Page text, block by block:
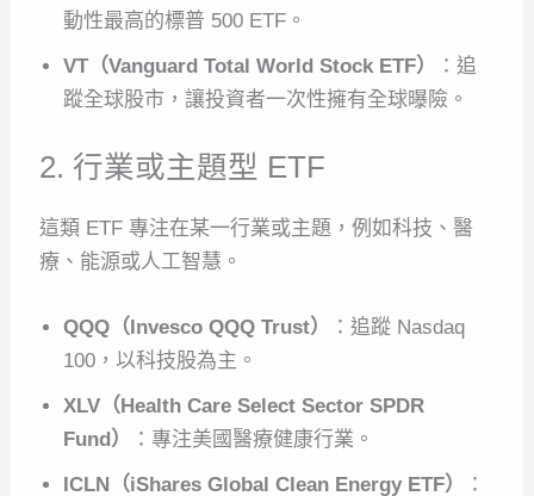
動性最高的標普 500 ETF。
VT（Vanguard Total World Stock ETF）
：追
蹤全球股市，讓投資者一次性擁有全球曝險。
2. 行業或主題型 ETF
這類 ETF 專注在某一行業或主題，例如科技、醫
療、能源或人工智慧。
QQQ（Invesco QQQ Trust）
：追蹤 Nasdaq
100，以科技股為主。
XLV（Health Care Select Sector SPDR
Fund）
：專注美國醫療健康行業。
ICLN（iShares Global Clean Energy ETF）
：